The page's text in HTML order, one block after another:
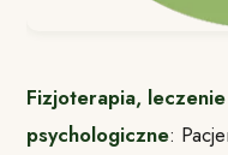
Fizjoterapia,
psychologiczne: